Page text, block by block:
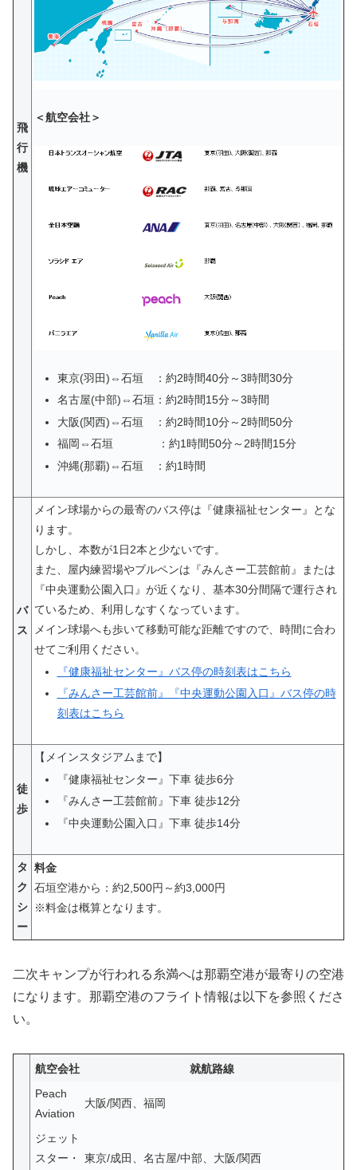
飛
行
機
＜航空会社＞
東京(羽田)⇔石垣 ：約2時間40分～3時間30分
名古屋(中部)⇔石垣：約2時間15分～3時間
大阪(関西)⇔石垣 ：約2時間10分～2時間50分
福岡⇔石垣 ：約1時間50分～2時間15分
沖縄(那覇)⇔石垣 ：約1時間
バ
ス
メイン球場からの最寄のバス停は『健康福祉センター』とな
ります。
しかし、本数が1日2本と少ないです。
また、屋内練習場やブルペンは『みんさー工芸館前』または
『中央運動公園入口 』が近くなり、基本30分間隔で運行され
ているため、利用しなすくなっています。
メイン球場へも歩いて移動可能な距離ですので、時間に合わ
せてご利用ください。
『健康福祉センター』バス停の時刻表はこちら
『みんさー工芸館前』『中央運動公園入口 』バス停の時
刻表はこちら
徒
歩
【メインスタジアムまで】
『健康福祉センター』下車 徒歩6分
『みんさー工芸館前』下車 徒歩12分
『中央運動公園入口 』下車 徒歩14分
タ
ク
シ
ー
料金
石垣空港から：約2,500円～約3,000円
※料金は概算となります。
二次キャンプが行われる糸満へは那覇空港が最寄りの空港
になります。那覇空港のフライト情報は以下を参照くださ
い。
航空会社
就航路線
Peach
Aviation
大阪/関西、福岡
ジェット
スター・
東京/成田、名古屋/中部、大阪/関西